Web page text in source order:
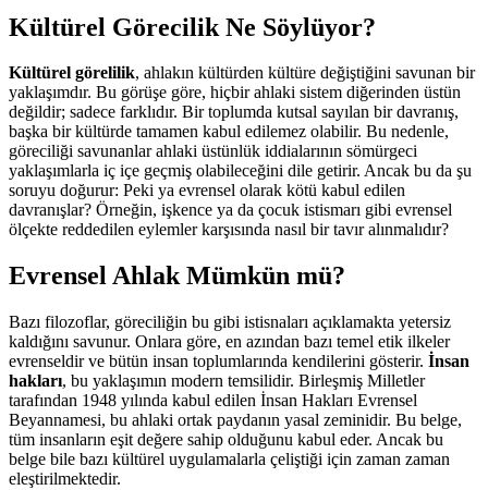
Kültürel Görecilik Ne Söylüyor?
Kültürel görelilik, ahlakın kültürden kültüre değiştiğini savunan bir
yaklaşımdır. Bu görüşe göre, hiçbir ahlaki sistem diğerinden üstün
değildir; sadece farklıdır. Bir toplumda kutsal sayılan bir davranış,
başka bir kültürde tamamen kabul edilemez olabilir. Bu nedenle,
göreciliği savunanlar ahlaki üstünlük iddialarının sömürgeci
yaklaşımlarla iç içe geçmiş olabileceğini dile getirir. Ancak bu da şu
soruyu doğurur: Peki ya evrensel olarak kötü kabul edilen
davranışlar? Örneğin, işkence ya da çocuk istismarı gibi evrensel
ölçekte reddedilen eylemler karşısında nasıl bir tavır alınmalıdır?
Evrensel Ahlak Mümkün mü?
Bazı filozoflar, göreciliğin bu gibi istisnaları açıklamakta yetersiz
kaldığını savunur. Onlara göre, en azından bazı temel etik ilkeler
evrenseldir ve bütün insan toplumlarında kendilerini gösterir. İnsan
hakları, bu yaklaşımın modern temsilidir. Birleşmiş Milletler
tarafından 1948 yılında kabul edilen İnsan Hakları Evrensel
Beyannamesi, bu ahlaki ortak paydanın yasal zeminidir. Bu belge,
tüm insanların eşit değere sahip olduğunu kabul eder. Ancak bu
belge bile bazı kültürel uygulamalarla çeliştiği için zaman zaman
eleştirilmektedir.